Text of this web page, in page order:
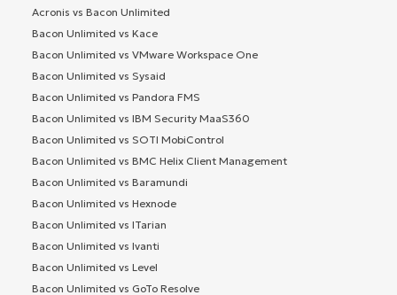
Acronis vs Bacon Unlimited
Bacon Unlimited vs Kace
Bacon Unlimited vs VMware Workspace One
Bacon Unlimited vs Sysaid
Bacon Unlimited vs Pandora FMS
Bacon Unlimited vs IBM Security MaaS360
Bacon Unlimited vs SOTI MobiControl
Bacon Unlimited vs BMC Helix Client Management
Bacon Unlimited vs Baramundi
Bacon Unlimited vs Hexnode
Bacon Unlimited vs ITarian
Bacon Unlimited vs Ivanti
Bacon Unlimited vs Level
Bacon Unlimited vs GoTo Resolve